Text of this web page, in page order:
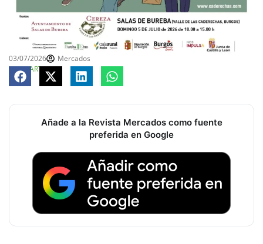
03/07/2026
Mercados
COMPARTE
Añade a la Revista Mercados como fuente
preferida en Google